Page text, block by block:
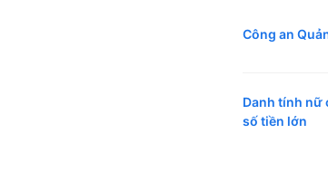
Công an
Danh tính nữ
số tiền lớn